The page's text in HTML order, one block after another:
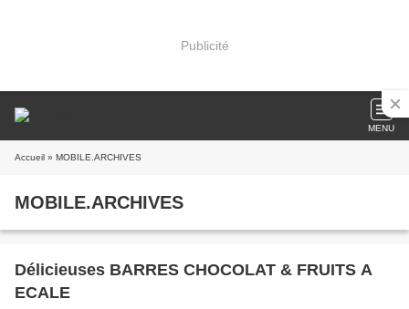
Publicité
MENU
Accueil » MOBILE.ARCHIVES
MOBILE.ARCHIVES
Délicieuses BARRES CHOCOLAT & FRUITS A
ECALE